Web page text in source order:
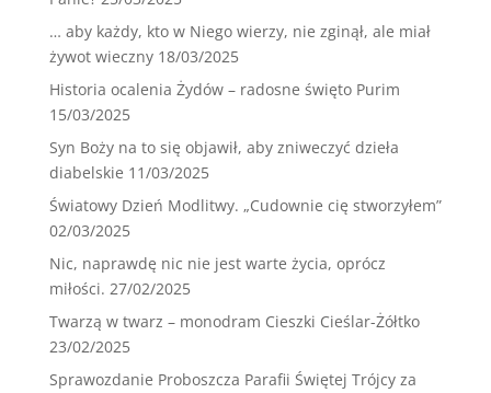
… aby każdy, kto w Niego wierzy, nie zginął, ale miał
żywot wieczny 18/03/2025
Historia ocalenia Żydów – radosne święto Purim
15/03/2025
Syn Boży na to się objawił, aby zniweczyć dzieła
diabelskie 11/03/2025
Światowy Dzień Modlitwy. „Cudownie cię stworzyłem”
02/03/2025
Nic, naprawdę nic nie jest warte życia, oprócz
miłości. 27/02/2025
Twarzą w twarz – monodram Cieszki Cieślar-Żółtko
23/02/2025
Sprawozdanie Proboszcza Parafii Świętej Trójcy za